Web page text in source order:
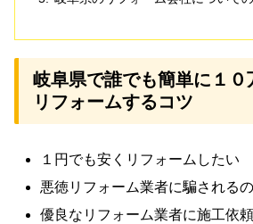
岐阜県で誰でも簡単に１０
リフォームするコツ
１円でも安くリフォームしたい
悪徳リフォーム業者に騙される
優良なリフォーム業者に施工依